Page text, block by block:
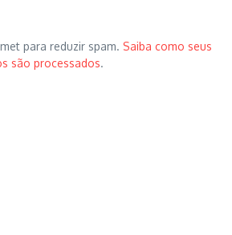
para reduzir spam. Saiba como seus
são processados.